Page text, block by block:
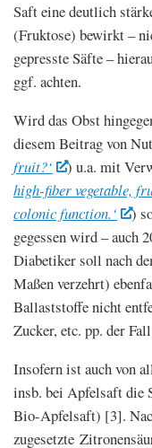
Saft eine deutlich
(Fruktose) bewirkt –
gepresste Säfte –
ggf. achten.
Wird das Obst
diesem Beitrag von
fruit?‘
) u.a. mit
high-fiber vegetable,
colonic function.‘
)
gegessen wird – auch
Diabetiker soll nach
Maßen verzehrt)
Ballaststoffe nicht
Zucker, etc. pp. der
Insofern ist auch von
insb. bei Apfelsaft die
Bio-Apfelsaft) [3].
zugesetzte